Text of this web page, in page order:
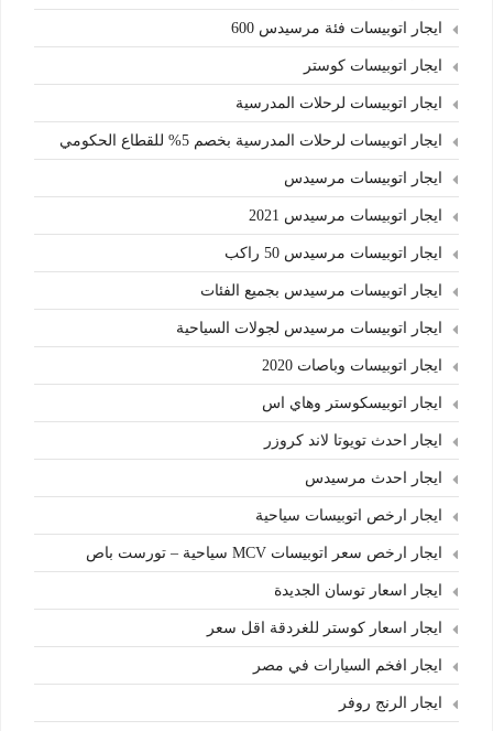
ايجار اتوبيسات فئة مرسيدس 600
ايجار اتوبيسات كوستر
ايجار اتوبيسات لرحلات المدرسية
ايجار اتوبيسات لرحلات المدرسية بخصم 5% للقطاع الحكومي
ايجار اتوبيسات مرسيدس
ايجار اتوبيسات مرسيدس 2021
ايجار اتوبيسات مرسيدس 50 راكب
ايجار اتوبيسات مرسيدس بجميع الفئات
ايجار اتوبيسات مرسيدس لجولات السياحية
ايجار اتوبيسات وباصات 2020
ايجار اتوبيسكوستر وهاي اس
ايجار احدث تويوتا لاند كروزر
ايجار احدث مرسيدس
ايجار ارخص اتوبيسات سياحية
ايجار ارخص سعر اتوبيسات MCV سياحية – تورست باص
ايجار اسعار توسان الجديدة
ايجار اسعار كوستر للغردقة اقل سعر
ايجار افخم السيارات في مصر
ايجار الرنج روفر